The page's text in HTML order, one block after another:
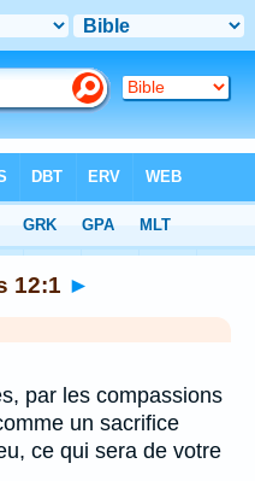
12:1 ►
par les compassions
un sacrifice
ce qui sera de votre